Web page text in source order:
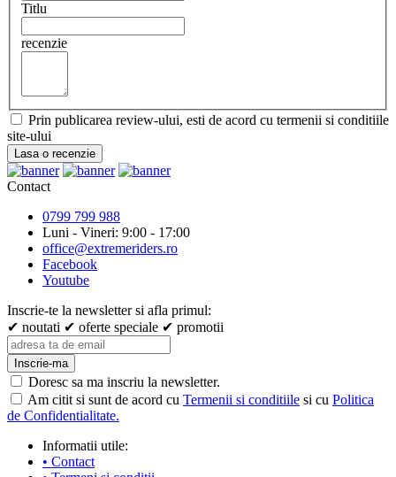
Titlu
recenzie
Prin publicarea review-ului, esti de acord cu termenii si conditiile
site-ului
Lasa o recenzie
Contact
0799 799 988
Luni - Vineri: 9:00 - 17:00
office@extremeriders.ro
Facebook
Youtube
Inscrie-te la newsletter si afla primul:
✔ noutati ✔ oferte speciale ✔ promotii
Inscrie-ma
Doresc sa ma inscriu la newsletter.
Am citit si sunt de acord cu Termenii si conditiile si cu Politica
de Confidentialitate.
Informatii utile:
• Contact